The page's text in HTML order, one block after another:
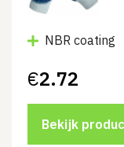
NBR coating
€2.72
Bekijk